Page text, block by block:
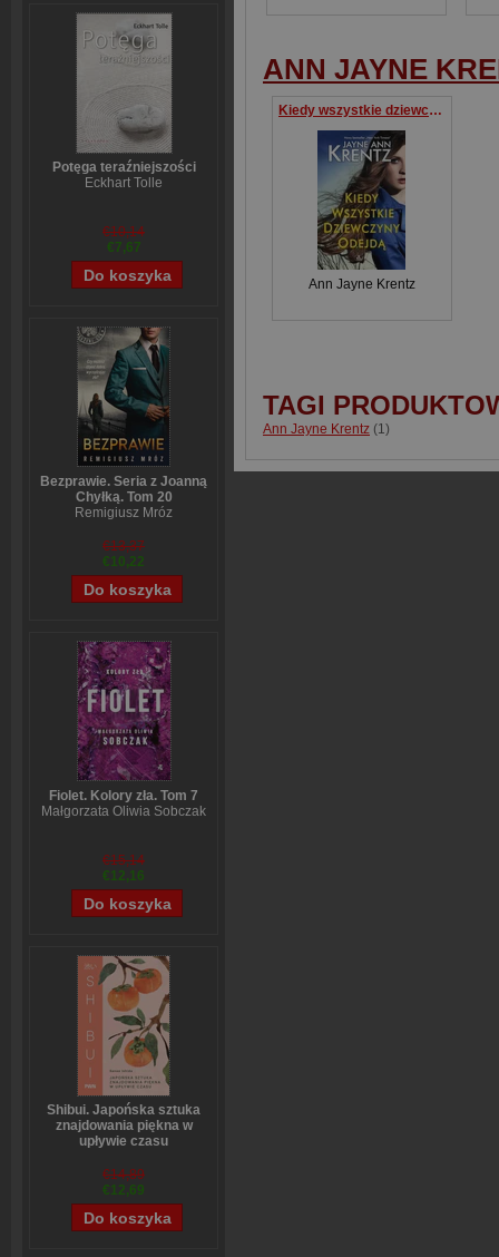
Potęga teraźniejszości
Eckhart Tolle
€10,14
€7,67
Bezprawie. Seria z Joanną
Chyłką. Tom 20
Remigiusz Mróz
€13,37
€10,22
Fiolet. Kolory zła. Tom 7
Małgorzata Oliwia Sobczak
€15,14
€12,16
Shibui. Japońska sztuka
znajdowania piękna w
upływie czasu
€14,89
€12,69
ANN JAYNE
Kiedy wszystkie dziewczyny odejdą
Ann Jayne Krentz
TAGI
Ann Jayne Krentz (1)